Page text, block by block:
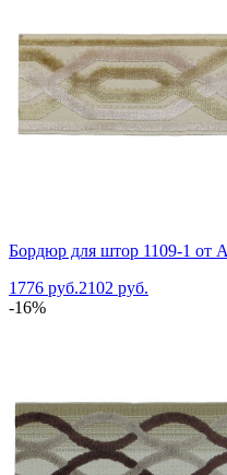
Бордюр для штор 1109-1 от
1776 руб.2102 руб.
-16%